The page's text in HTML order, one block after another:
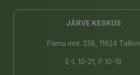
JÄRVE KESKUS
Pärnu mnt. 238, 11624 Tallinn
E-L 10-21, P 10-19